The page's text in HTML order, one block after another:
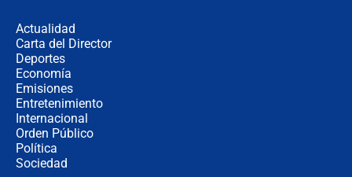
Actualidad
Carta del Director
Deportes
Economía
Emisiones
Entretenimiento
Internacional
Orden Público
Política
Sociedad